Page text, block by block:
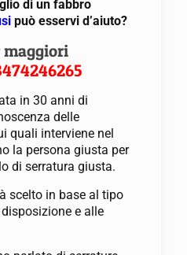
di un fabbro
può esservi d’aiuto?
maggiori
in 30 anni di
delle
quali interviene nel
la persona giusta per
di serratura giusta.
scelto in base al tipo
e alle